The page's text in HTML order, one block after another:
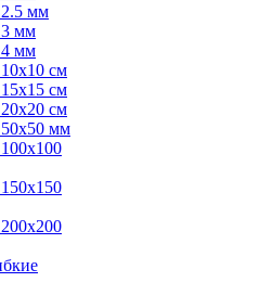
2.5 мм
3 мм
4 мм
см
см
см
50x50 мм